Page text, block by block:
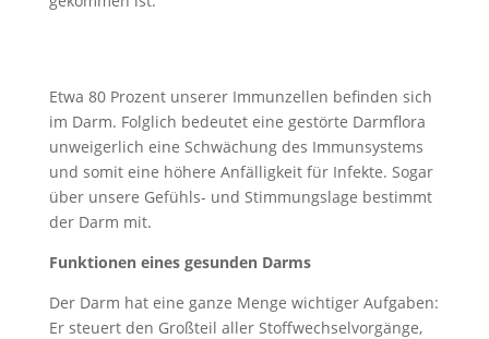
Etwa 80 Prozent unserer Immunzellen befinden sich
im Darm. Folglich bedeutet eine gestörte Darmflora
unweigerlich eine Schwächung des Immunsystems
und somit eine höhere Anfälligkeit für Infekte. Sogar
über unsere Gefühls- und Stimmungslage bestimmt
der Darm mit.
Funktionen eines gesunden Darms
Der Darm hat eine ganze Menge wichtiger Aufgaben:
Er steuert den Großteil aller Stoffwechselvorgänge,